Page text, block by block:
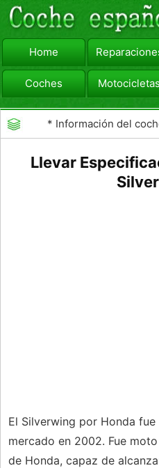
Home
Coches Motocicletas
viajar Camiones
* Información del
Llevar
El Silverwing por Honda
mercado en 2002. Fue
de Honda, capaz de